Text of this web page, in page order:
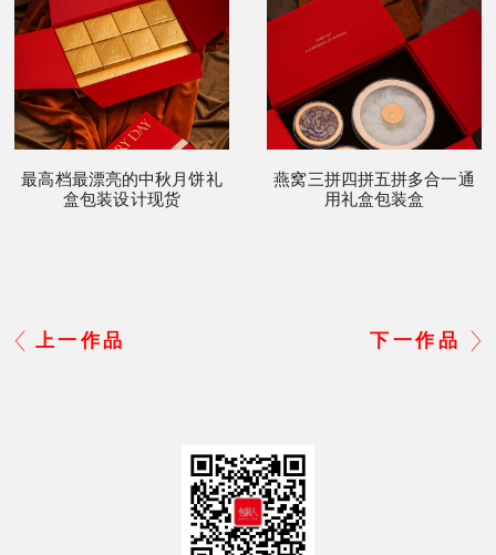
最高档最漂亮的中秋月饼礼
盒包装设计现货
燕窝三拼四拼五拼多合一通
用礼盒包装盒
上一作品 下一作品